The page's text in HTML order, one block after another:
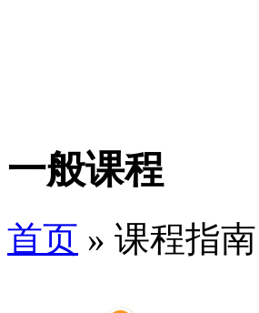
一般课程
首页 » 课程指